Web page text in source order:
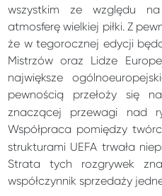
wszystkim ze względu
atmosferę wielkiej piłki. Z
że w tegorocznej edycji
Mistrzów oraz Lidze
największe
pewnością przełoży się
znaczącej przewagi nad
Współpraca pomiędzy
strukturami UEFA trwała
Strata tych rozgrywek
współczynnik sprzedaży